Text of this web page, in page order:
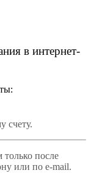
в интернет-
счету.
после
или по e-mail.